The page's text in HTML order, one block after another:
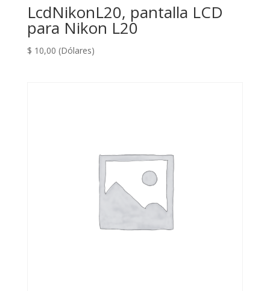
LcdNikonL20, pantalla LCD
para Nikon L20
$ 10,00 (Dólares)